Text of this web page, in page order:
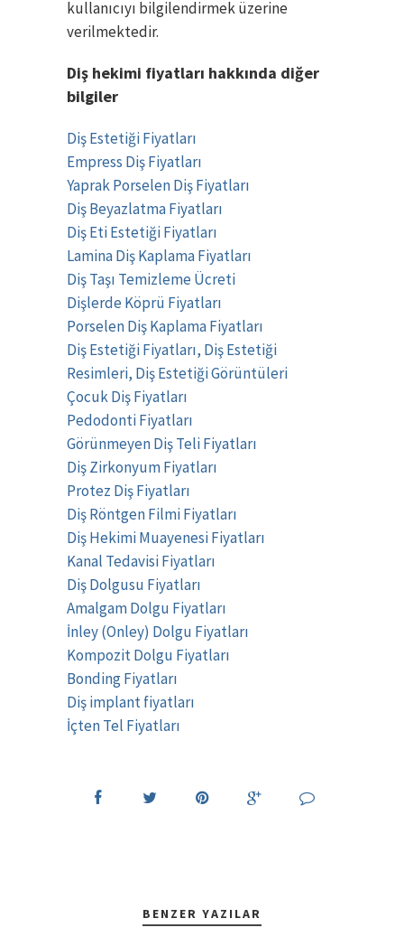
kullanıcıyı bilgilendirmek üzerine
verilmektedir.
Diş hekimi fiyatları hakkında diğer
bilgiler
Diş Estetiği Fiyatları
Empress Diş Fiyatları
Yaprak Porselen Diş Fiyatları
Diş Beyazlatma Fiyatları
Diş Eti Estetiği Fiyatları
Lamina Diş Kaplama Fiyatları
Diş Taşı Temizleme Ücreti
Dişlerde Köprü Fiyatları
Porselen Diş Kaplama Fiyatları
Diş Estetiği Fiyatları, Diş Estetiği
Resimleri, Diş Estetiği Görüntüleri
Çocuk Diş Fiyatları
Pedodonti Fiyatları
Görünmeyen Diş Teli Fiyatları
Diş Zirkonyum Fiyatları
Protez Diş Fiyatları
Diş Röntgen Filmi Fiyatları
Diş Hekimi Muayenesi Fiyatları
Kanal Tedavisi Fiyatları
Diş Dolgusu Fiyatları
Amalgam Dolgu Fiyatları
İnley (Onley) Dolgu Fiyatları
Kompozit Dolgu Fiyatları
Bonding Fiyatları
Diş implant fiyatları
İçten Tel Fiyatları
BENZER YAZILAR